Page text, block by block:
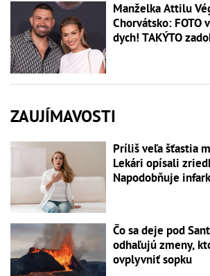
Manželka Attilu
Chorvátsko: FOTO
dych! TAKÝTO
ZAUJÍMAVOSTI
Príliš veľa šťastia
Lekári opísali
Napodobňuje
Čo sa deje pod
odhaľujú zmeny,
ovplyvniť sopku